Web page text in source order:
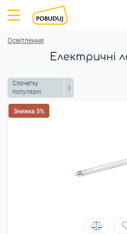
Освітлення
Електричні
Спочатку
популярні
Знижка 5%